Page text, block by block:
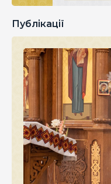
Публікації